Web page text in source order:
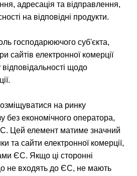
адресація та відправлення,
на відповідні продукти.
господарюючого суб'єкта,
сайтів електронної комерції
щодо
на ринку
без економічного оператора,
Цей елемент матиме значний
та сайти електронної комерції,
ЄС. Якщо ці сторонні
не входять до ЄС, не мають